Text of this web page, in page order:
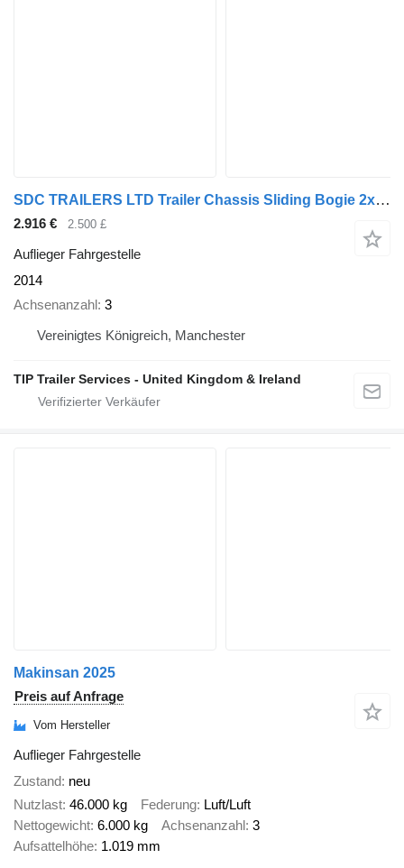
SDC TRAILERS LTD Trailer Chassis Sliding Bogie 2x 20', 30', 40' and
2.916 € 2.500 £
Auflieger Fahrgestelle
2014
Achsenanzahl 3
Vereinigtes Königreich, Manchester
TIP Trailer Services - United Kingdom & Ireland
Makinsan 2025
Preis auf Anfrage
Vom Hersteller
Auflieger Fahrgestelle
Zustand neu
Nutzlast 46.000 kg Federung Luft/Luft
Nettogewicht 6.000 kg Achsenanzahl 3
Aufsattelhöhe 1.019 mm